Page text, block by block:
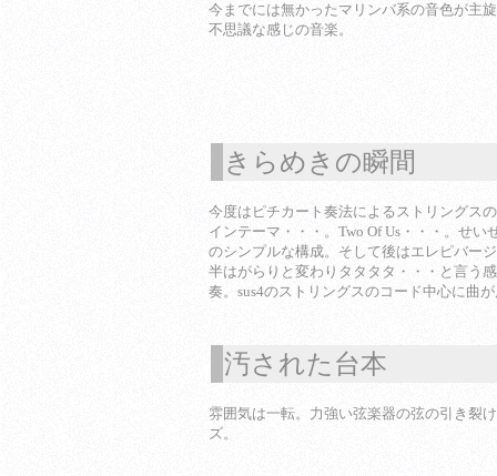
今までには無かったマリンバ系の音色が主
不思議な感じの音楽。
きらめきの瞬間
今度はピチカート奏法によるストリングス
インテーマ・・・。Two Of Us・・・。せい
のシンプルな構成。そして後はエレピバー
半はがらりと変わりタタタタ・・・と言う
奏。sus4のストリングスのコード中心に曲
汚された台本
雰囲気は一転。力強い弦楽器の弦の引き裂
ズ。